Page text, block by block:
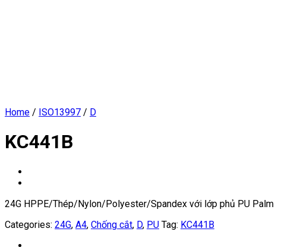
Home / ISO13997 / D
KC441B
24G HPPE/Thép/Nylon/Polyester/Spandex với lớp phủ PU Palm
Categories: 24G, A4, Chống cắt, D, PU Tag: KC441B